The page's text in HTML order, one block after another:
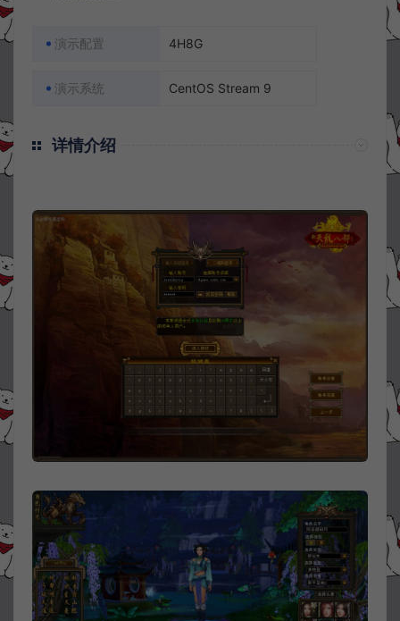
演示配置 4H8G
演示系统 CentOS Stream 9
详情介绍